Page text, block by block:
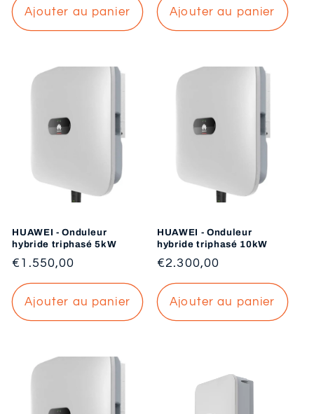
Ajouter au panier Ajouter au panier
HUAWEI - Onduleur
hybride triphasé 5kW
Prix
habituel
€1.550,00
Ajouter au panier
HUAWEI - Onduleur
hybride triphasé 10kW
Prix
habituel
€2.300,00
Ajouter au panier